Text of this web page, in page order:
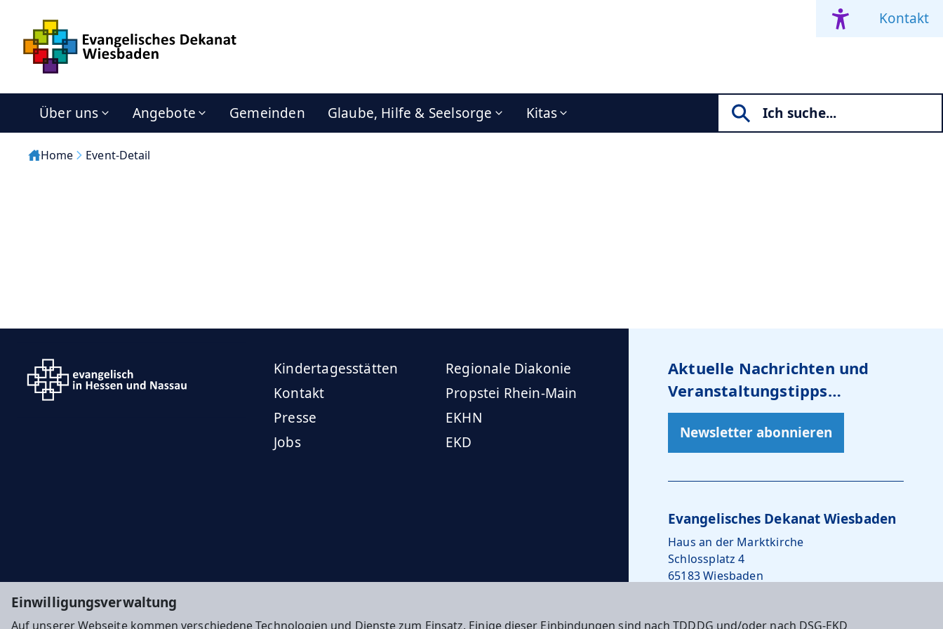
Einwilligungsverwaltung
Auf unserer Webseite kommen verschiedene Technologien und Dienste zum Einsatz. Einige dieser Einbindungen sind nach TDDDG und/oder nach DSG-EKD
Kontakt
Über uns Angebote Gemeinden Glaube, Hilfe & Seelsorge Kitas
Home Event-Detail
Kindertagesstätten
Kontakt
Presse
Jobs
Regionale Diakonie
Propstei Rhein-Main
EKHN
EKD
Aktuelle Nachrichten und
Veranstaltungstipps…
Newsletter abonnieren
Evangelisches Dekanat Wiesbaden
Haus an der Marktkirche
Schlossplatz 4
65183 Wiesbaden